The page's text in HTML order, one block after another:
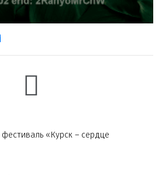
«Курск – сердце